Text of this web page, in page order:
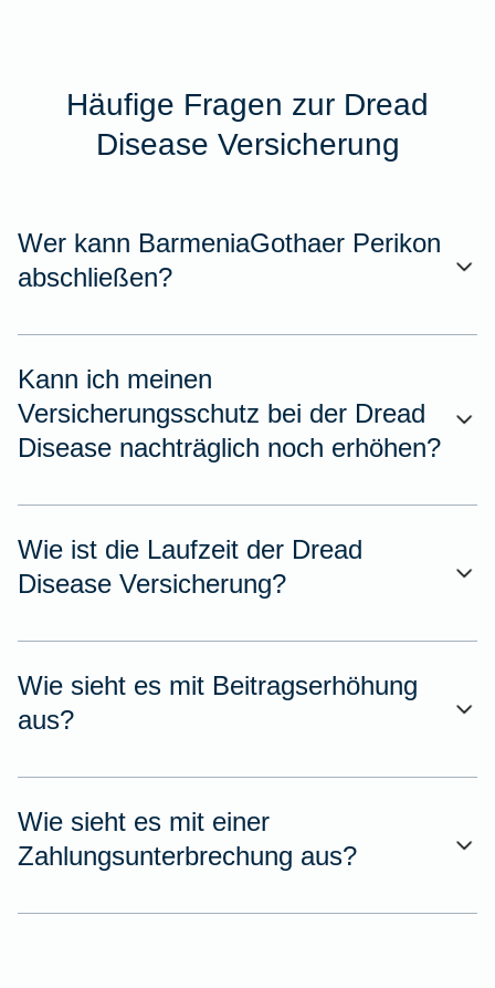
Häufige Fragen zur Dread
Disease Versicherung
Wer kann BarmeniaGothaer Perikon
abschließen?
Kann ich meinen
Versicherungsschutz bei der Dread
Disease nachträglich noch erhöhen?
Wie ist die Laufzeit der Dread
Disease Versicherung?
Wie sieht es mit Beitragserhöhung
aus?
Wie sieht es mit einer
Zahlungsunterbrechung aus?